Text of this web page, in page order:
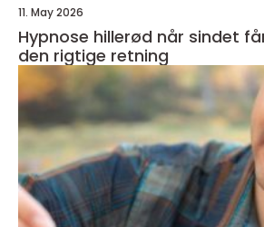
11. May 2026
Hypnose hillerød når sindet får et blidt skub i
den rigtige retning